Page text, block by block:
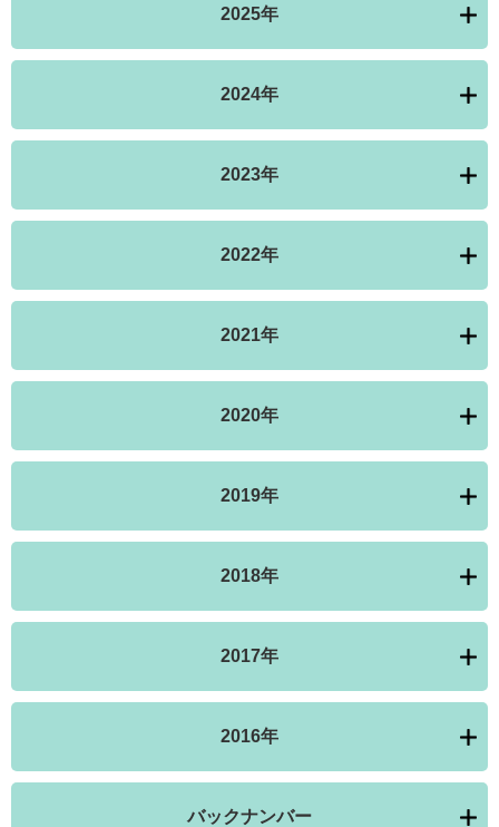
2025年
2024年
2023年
2022年
2021年
2020年
2019年
2018年
2017年
2016年
バックナンバー